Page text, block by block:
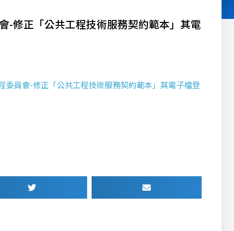
-修正「公共工程技術服務契約範本」其電
委員會-修正「公共工程技術服務契約範本」其電子檔登